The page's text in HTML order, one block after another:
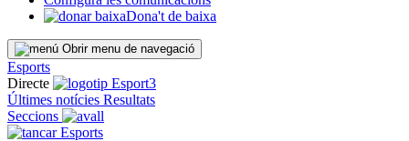
Dona't de baixa
Obrir menu de navegació
Esports
Directe
Últimes notícies Resultats
Seccions
Esports